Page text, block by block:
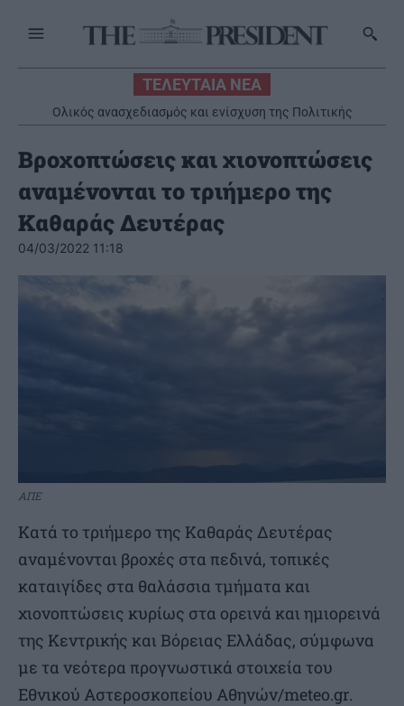
ΤΕΛΕΥΤΑΙΑ ΝΕΑ
Ολικός ανασχεδιασμός και ενίσχυση της Πολιτικής
Προστασίας και του Π.Σ. την περίοδο 2019-2026
Βροχοπτώσεις και χιονοπτώσεις
αναμένονται το τριήμερο της
Καθαράς Δευτέρας
04/03/2022 11:18
ΑΠΕ
Κατά το τριήμερο της Καθαράς Δευτέρας
αναμένονται βροχές στα πεδινά, τοπικές
καταιγίδες στα θαλάσσια τμήματα και
χιονοπτώσεις κυρίως στα ορεινά και ημιορεινά
της Κεντρικής και Βόρειας Ελλάδας, σύμφωνα
με τα νεότερα προγνωστικά στοιχεία του
Εθνικού Αστεροσκοπείου Αθηνών/meteo.gr.